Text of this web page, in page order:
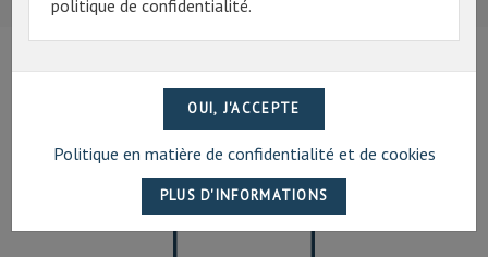
07 69 94 13 47
politique de confidentialité.
Politique en matière de confidentialité et de cookies